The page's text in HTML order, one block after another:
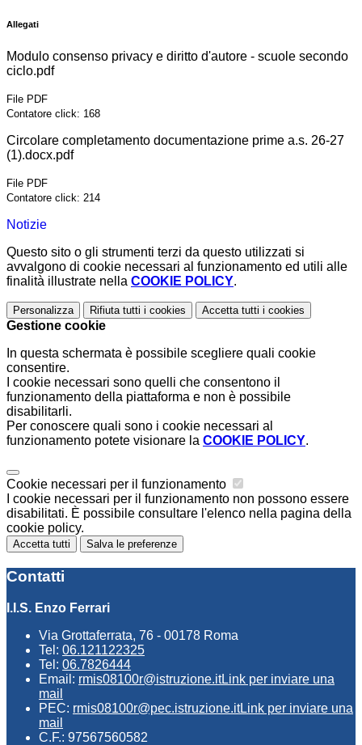
Allegati
Modulo consenso privacy e diritto d'autore - scuole secondo
ciclo.pdf
File PDF
Contatore click: 168
Circolare completamento documentazione prime a.s. 26-27
(1).docx.pdf
File PDF
Contatore click: 214
Notizie
Questo sito o gli strumenti terzi da questo utilizzati si
avvalgono di cookie necessari al funzionamento ed utili alle
finalità illustrate nella COOKIE POLICY.
Personalizza Rifiuta tutti i cookies Accetta tutti i cookies
Gestione cookie
In questa schermata è possibile scegliere quali cookie
consentire.
I cookie necessari sono quelli che consentono il
funzionamento della piattaforma e non è possibile
disabilitarli.
Per conoscere quali sono i cookie necessari al
funzionamento potete visionare la COOKIE POLICY.
Cookie necessari per il funzionamento
I cookie necessari per il funzionamento non possono essere
disabilitati. È possibile consultare l'elenco nella pagina della
cookie policy.
Accetta tutti Salva le preferenze
Contatti
I.I.S. Enzo Ferrari
Via Grottaferrata, 76 - 00178 Roma
Tel: 06.121122325
Tel: 06.7826444
Email: rmis08100r@istruzione.itLink per inviare una
mail
PEC: rmis08100r@pec.istruzione.itLink per inviare una
mail
C.F.: 97567560582